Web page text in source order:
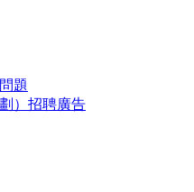
題
）招聘廣告